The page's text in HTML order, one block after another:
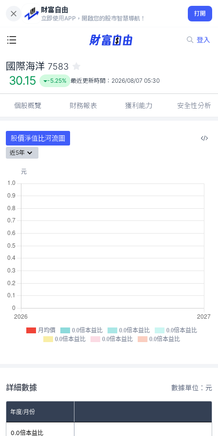
財富自由
立即使用APP，開啟您的股市智慧導航！
打開
登入
30.15
-5.25%
國際海洋 7583
30.15 -5.25% 最近更新時間： 2026/08/07 05:30
個股概覽 財務報表 獲利能力 安全性分析
股價淨值比河流圖
近5年
月均價 0.0倍本益比 0.0倍本益比
0.0倍本益比
0.0倍本益比
0.0倍本益比 0.0倍本益比
詳細數據 數據單位：元
年度/月份
0.0倍本益比